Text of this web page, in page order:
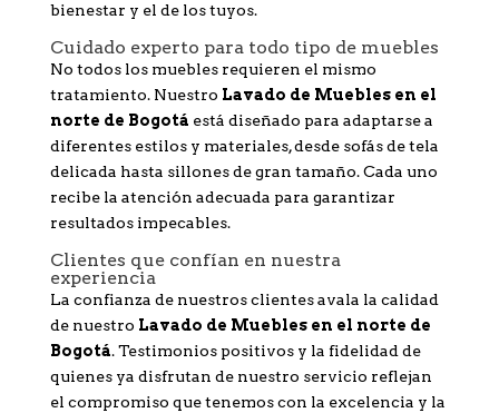
bienestar y el de los tuyos.
Cuidado experto para todo tipo de muebles
No todos los muebles requieren el mismo
tratamiento. Nuestro Lavado de Muebles en el
norte de Bogotá está diseñado para adaptarse a
diferentes estilos y materiales, desde sofás de tela
delicada hasta sillones de gran tamaño. Cada uno
recibe la atención adecuada para garantizar
resultados impecables.
Clientes que confían en nuestra
experiencia
La confianza de nuestros clientes avala la calidad
de nuestro Lavado de Muebles en el norte de
Bogotá. Testimonios positivos y la fidelidad de
quienes ya disfrutan de nuestro servicio reflejan
el compromiso que tenemos con la excelencia y la